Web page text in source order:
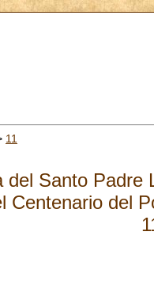
11
Santo Padre
Centenario del